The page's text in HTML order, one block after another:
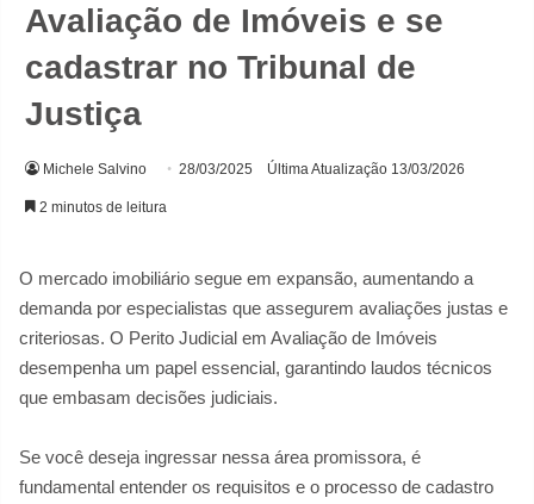
Avaliação de Imóveis e se
cadastrar no Tribunal de
Justiça
Michele Salvino 28/03/2025 Última Atualização 13/03/2026
2 minutos de leitura
O mercado imobiliário segue em expansão, aumentando a
demanda por especialistas que assegurem avaliações justas e
criteriosas. O Perito Judicial em Avaliação de Imóveis
desempenha um papel essencial, garantindo laudos técnicos
que embasam decisões judiciais.
Se você deseja ingressar nessa área promissora, é
fundamental entender os requisitos e o processo de cadastro